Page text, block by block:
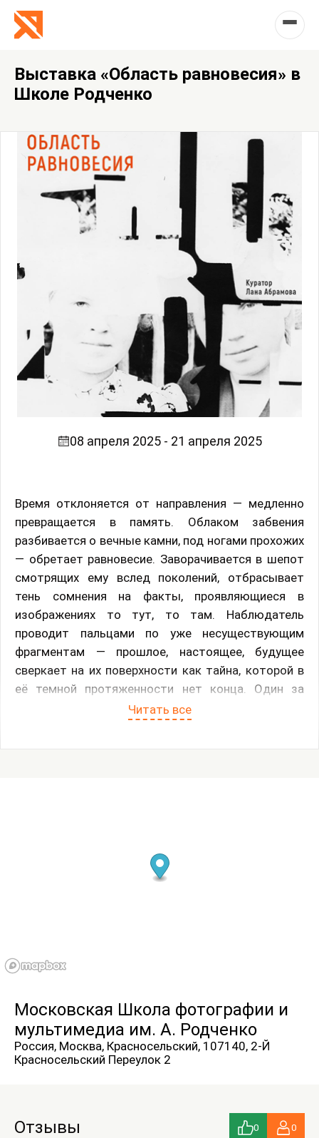
Выставка «Область равновесия» в
Школе Родченко
08 апреля 2025 - 21 апреля 2025
Время отклоняется от направления — медленно
превращается в память. Облаком забвения
разбивается о вечные камни, под ногами прохожих
— обретает равновесие. Заворачивается в шепот
смотрящих ему вслед поколений, отбрасывает
тень сомнения на факты, проявляющиеся в
изображениях то тут, то там. Наблюдатель
проводит пальцами по уже несуществующим
фрагментам — прошлое, настоящее, будущее
сверкает на их поверхности как тайна, которой в
её темной протяженности нет конца. Один за
другим возникают образы, пойманные заботливой
рукой и не пораниться. А за ним — обнаружить
открытое и вечное пространство, в котором
Читать все
Московская Школа фотографии и
мультимедиа им. А. Родченко
Россия, Москва, Красносельский, 107140, 2-Й
Красносельский Переулок 2
Отзывы 0 0